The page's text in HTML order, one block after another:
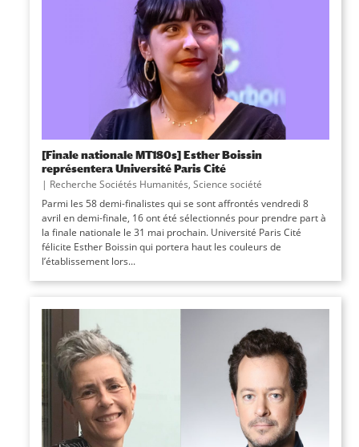
[Finale nationale MT180s] Esther Boissin
représentera Université Paris Cité
| Recherche Sociétés Humanités, Science société
Parmi les 58 demi-finalistes qui se sont affrontés vendredi 8
avril en demi-finale, 16 ont été sélectionnés pour prendre part à
la finale nationale le 31 mai prochain. Université Paris Cité
félicite Esther Boissin qui portera haut les couleurs de
l’établissement lors...